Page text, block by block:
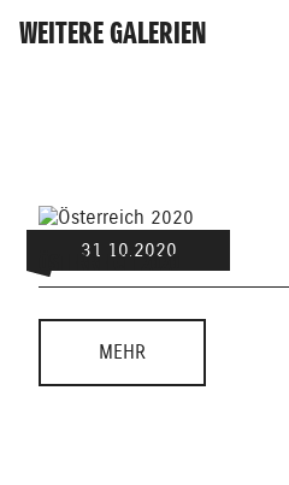
WEITERE GALERIEN
31.10.2020
ÖSTERREICH 2020
MEHR